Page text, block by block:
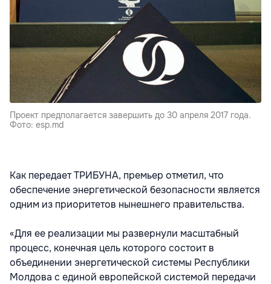
Проект предполагается завершить до 30 апреля 2017 года.
Фото: esp.md
Как передает ТРИБУНА, премьер отметил, что
обеспечение энергетической безопасности является
одним из приоритетов нынешнего правительства.
«Для ее реализации мы развернули масштабный
процесс, конечная цель которого состоит в
объединении энергетической системы Республики
Молдова с единой европейской системой передачи